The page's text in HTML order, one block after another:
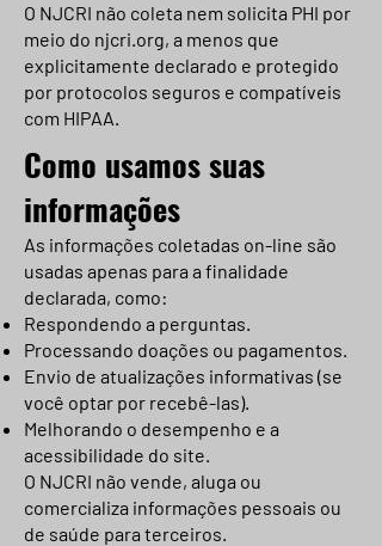
O NJCRI não coleta nem solicita PHI por
meio do njcri.org, a menos que
explicitamente declarado e protegido
por protocolos seguros e compatíveis
com HIPAA.
Como usamos suas
informações
As informações coletadas on-line são
usadas apenas para a finalidade
declarada, como:
Respondendo a perguntas.
Processando doações ou pagamentos.
Envio de atualizações informativas (se
você optar por recebê-las).
Melhorando o desempenho e a
acessibilidade do site.
O NJCRI não vende, aluga ou
comercializa informações pessoais ou
de saúde para terceiros.